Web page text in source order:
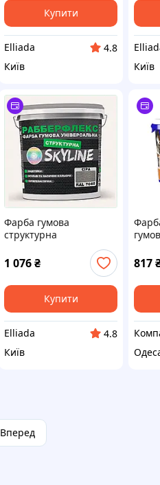
Купити
Elliada
4.8
Київ
Київ
Фарба гумова
структурна
«РабберФлекс» SkyLine
Сіра RAL 7046 7 кг
T81X95663
1 076₴
Купити
Elliada
4.8
Київ
817
Вперед